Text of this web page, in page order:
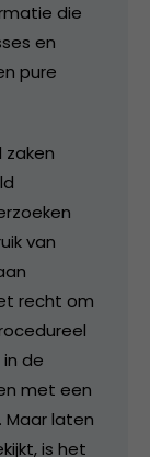
die
en
pure
zaken
van
recht om
de
met een
laten
is het